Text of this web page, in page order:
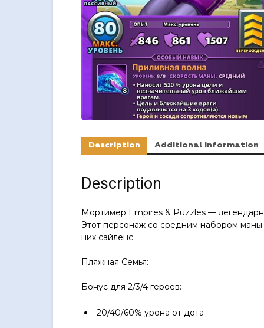
Description Additional information
Description
Мортимер Empires & Puzzles —
Этот персонаж со средним набором маны
них сайленс.
Пляжная Семья:
Бонус для 2/3/4 героев:
-20/40/60% урона от дота